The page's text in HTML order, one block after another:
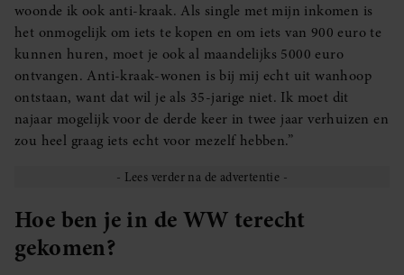
woonde ik ook anti-kraak. Als single met mijn inkomen is
het onmogelijk om iets te kopen en om iets van 900 euro te
kunnen huren, moet je ook al maandelijks 5000 euro
ontvangen. Anti-kraak-wonen is bij mij echt uit wanhoop
ontstaan, want dat wil je als 35-jarige niet. Ik moet dit
najaar mogelijk voor de derde keer in twee jaar verhuizen en
zou heel graag iets echt voor mezelf hebben.”
Hoe ben je in de WW terecht
gekomen?